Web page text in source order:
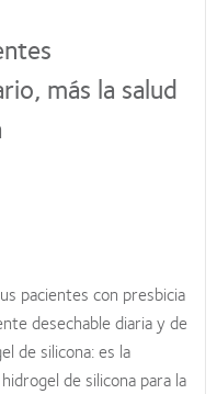
más la salud
pacientes con presbicia
desechable diaria y de
de silicona: es la
de silicona para la